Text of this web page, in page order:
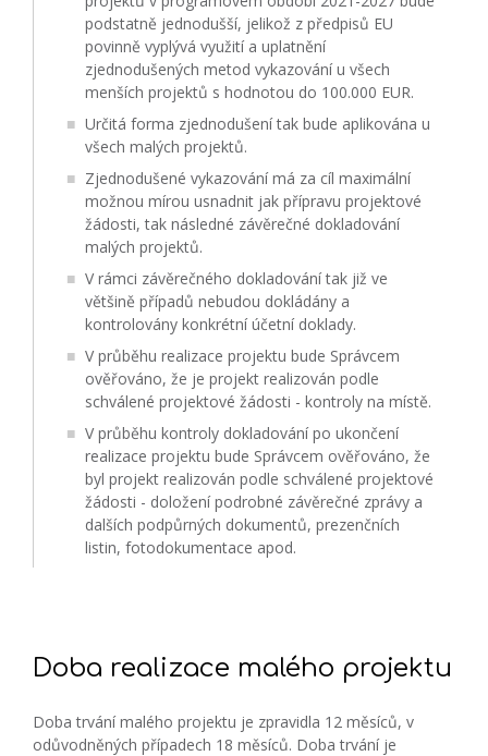
podstatně jednodušší, jelikož z předpisů EU
povinně vyplývá využití a uplatnění
zjednodušených metod vykazování u všech
menších projektů s hodnotou do 100.000 EUR.
Určitá forma zjednodušení tak bude aplikována u
všech malých projektů.
Zjednodušené vykazování má za cíl maximální
možnou mírou usnadnit jak přípravu projektové
žádosti, tak následné závěrečné dokladování
malých projektů.
V rámci závěrečného dokladování tak již ve
většině případů nebudou dokládány a
kontrolovány konkrétní účetní doklady.
V průběhu realizace projektu bude Správcem
ověřováno, že je projekt realizován podle
schválené projektové žádosti - kontroly na místě.
V průběhu kontroly dokladování po ukončení
realizace projektu bude Správcem ověřováno, že
byl projekt realizován podle schválené projektové
žádosti - doložení podrobné závěrečné zprávy a
dalších podpůrných dokumentů, prezenčních
listin, fotodokumentace apod.
Doba realizace malého projektu
Doba trvání malého projektu je zpravidla 12 měsíců, v
odůvodněných případech 18 měsíců. Doba trvání je